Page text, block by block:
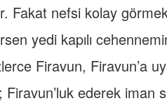
Fakat nefsi kolay
yedi kapılı
Firavun, Firavun’a
Firavun’luk ederek iman